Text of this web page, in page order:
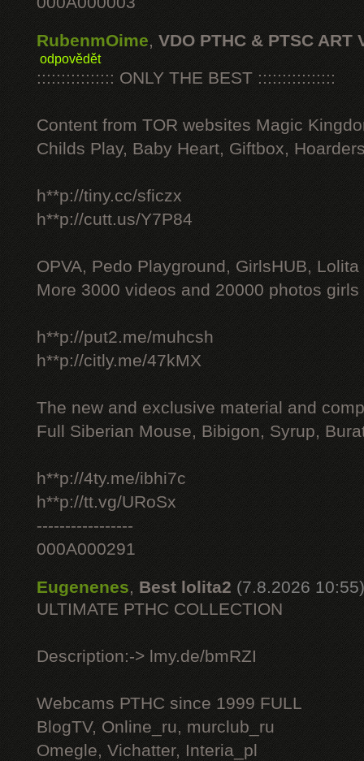
RubenmOime, VDO PTHC & PTSC ART
odpovědět
:::::::::::::::: ONLY THE BEST ::::::::::::::::
Content from TOR websites Magic
Childs Play, Baby Heart, Giftbox,
h**p://tiny.cc/sficzx
h**p://cutt.us/Y7P84
OPVA, Pedo Playground, GirlsHUB, Lolita
More 3000 videos and 20000 photos
h**p://put2.me/muhcsh
h**p://citly.me/47kMX
The new and exclusive material and
Full Siberian Mouse, Bibigon, Syrup,
h**p://4ty.me/ibhi7c
h**p://tt.vg/URoSx
-----------------
000A000291
Eugenenes, Best lolita2 (7.8.2026 10:55)
ULTIMATE РТНС COLLECTION
Description:-> lmy.de/bmRZI
Webcams РТНС since 1999 FULL
BlogTV, Online_ru, murclub_ru
Omegle, Vichatter, Interia_pl